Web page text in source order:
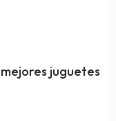
juguetes